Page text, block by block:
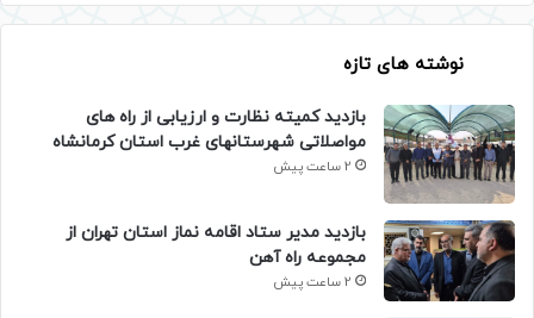
نوشته های تازه
بازدید کمیته نظارت و ارزیابی از راه های
مواصلاتی شهرستانهای غرب استان کرمانشاه
2 ساعت پیش
بازدید مدیر ستاد اقامه نماز استان تهران از
مجموعه راه آهن
2 ساعت پیش